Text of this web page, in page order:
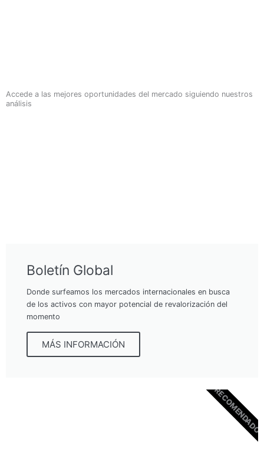
Accede a las mejores oportunidades del mercado siguiendo nuestros
análisis
Boletín Global
Donde surfeamos los mercados internacionales en busca
de los activos con mayor potencial de revalorización del
momento
MÁS INFORMACIÓN
RECOMENDADO